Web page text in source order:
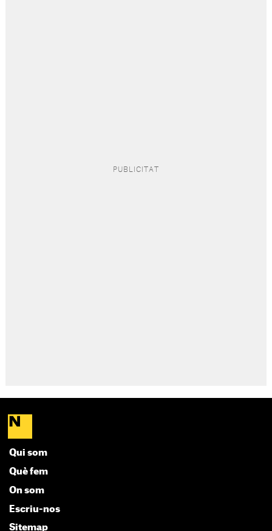
Qui som
Què fem
On som
Escriu-nos
Sitemap